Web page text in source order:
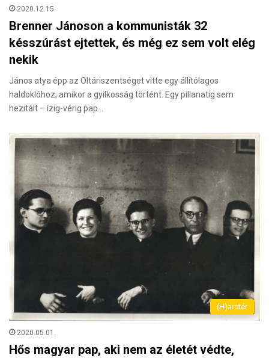
2020.12.15.
Brenner Jánoson a kommunisták 32
késszúrást ejtettek, és még ez sem volt elég
nekik
János atya épp az Oltáriszentséget vitte egy állítólagos
haldoklóhoz, amikor a gyilkosság történt. Egy pillanatig sem
hezitált – ízig-vérig pap…
(H)arctér
2020.05.01.
Hős magyar pap, aki nem az életét védte,